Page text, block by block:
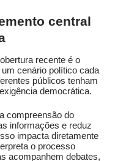
central
recente é o
cenário político cada
públicos tenham
democrática.
compreensão do
informações e reduz
impacta diretamente
o processo
acompanhem debates,